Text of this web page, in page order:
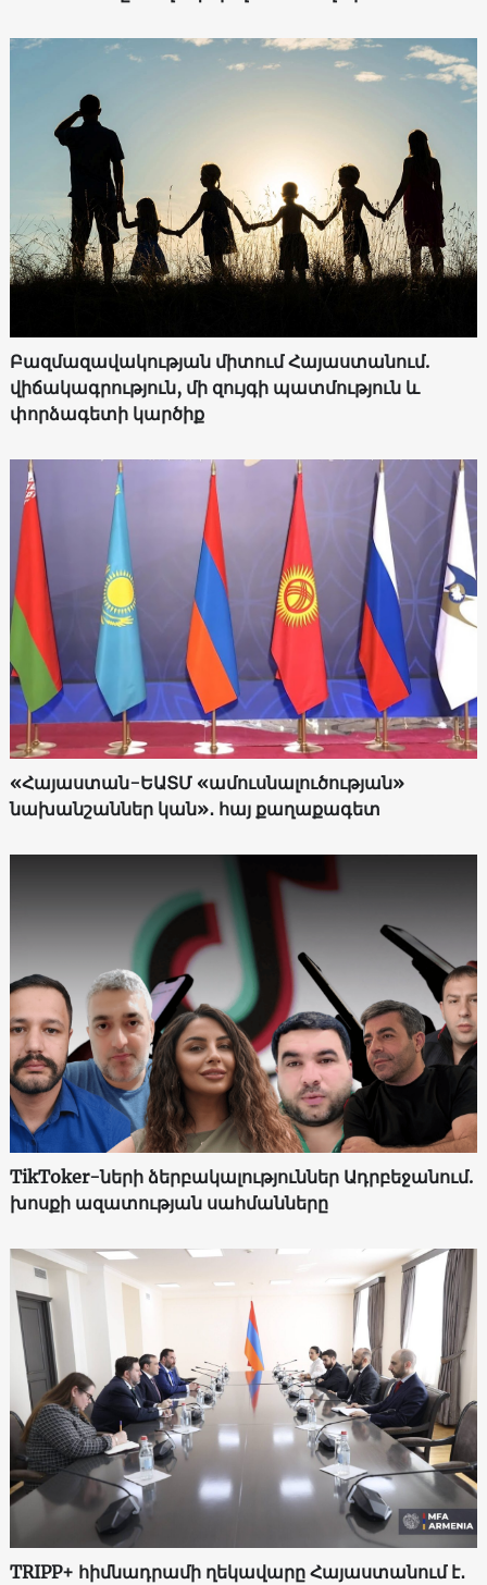
Բազմազավակության միտում Հայաստանում.
վիճակագրություն, մի զույգի պատմություն և
փորձագետի կարծիք
«Հայաստան-ԵԱՏՄ «ամուսնալուծության»
նախանշաններ կան»․ հայ քաղաքագետ
TikToker-ների ձերբակալություններ Ադրբեջանում.
խոսքի ազատության սահմանները
TRIPP+ հիմնադրամի ղեկավարը Հայաստանում է․